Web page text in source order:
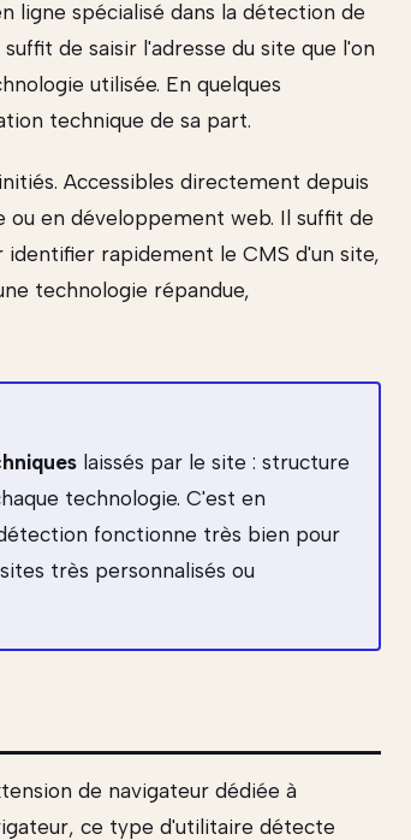
ligne spécialisé dans la détection de
de saisir l'adresse du site que l'on
utilisée. En quelques
technique de sa part.
Accessibles directement depuis
ou en développement web. Il suffit de
rapidement le CMS d'un site,
technologie répandue,
laissés par le site : structure
technologie. C'est en
fonctionne très bien pour
très personnalisés ou
de navigateur dédiée à
ce type d'utilitaire détecte